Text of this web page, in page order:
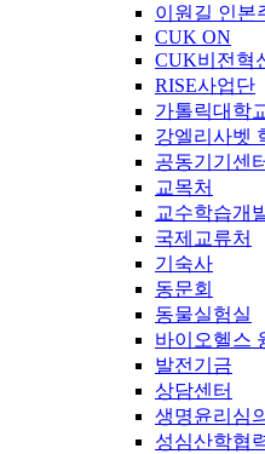
이원길 인본
CUK ON
CUK비전혁
RISE사업단
가톨릭대학
강엘리사벳
공동기기센
교목처
교수학습개
국제교류처
기숙사
동문회
동물실험실
바이오헬스
발전기금
상담센터
생명윤리심
성심산학협